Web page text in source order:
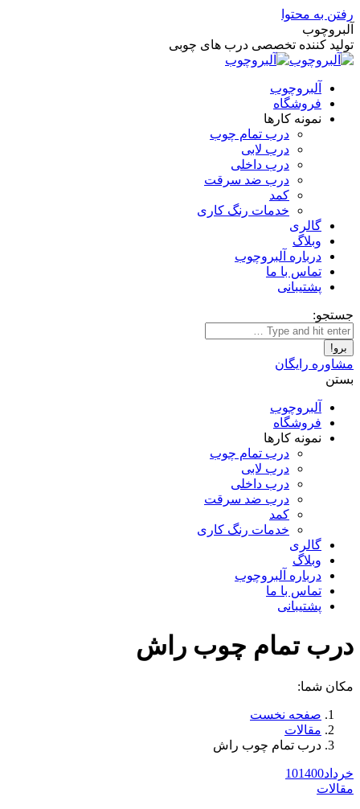
رفتن به محتوا
آلبروچوب
تولید کننده تخصصی درب های چوبی
آلبروچوب
فروشگاه
نمونه کارها
درب تمام چوب
درب لابی
درب داخلی
درب ضد سرقت
کمد
خدمات رنگ کاری
گالری
وبلاگ
درباره آلبروچوب
تماس با ما
پشتیبانی
جستجو:
مشاوره رایگان
بستن
آلبروچوب
فروشگاه
نمونه کارها
درب تمام چوب
درب لابی
درب داخلی
درب ضد سرقت
کمد
خدمات رنگ کاری
گالری
وبلاگ
درباره آلبروچوب
تماس با ما
پشتیبانی
درب تمام چوب راش
مکان شما:
صفحه نخست
مقالات
درب تمام چوب راش
خرداد 101400
مقالات